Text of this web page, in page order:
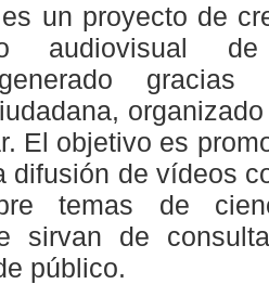
es un proyecto de
audiovisual
generado
El objetivo es
difusión de vídeos
temas de
sirvan de
público.